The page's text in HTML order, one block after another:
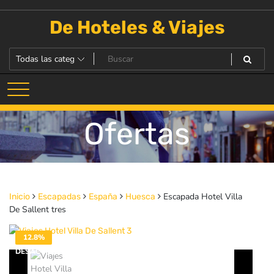
De Hoteles & Viajes
Ofertas
Inicio Escapadas España Huesca
Escapada Hotel Villa
De Sallent tres
12.8%
DESACTIVADO